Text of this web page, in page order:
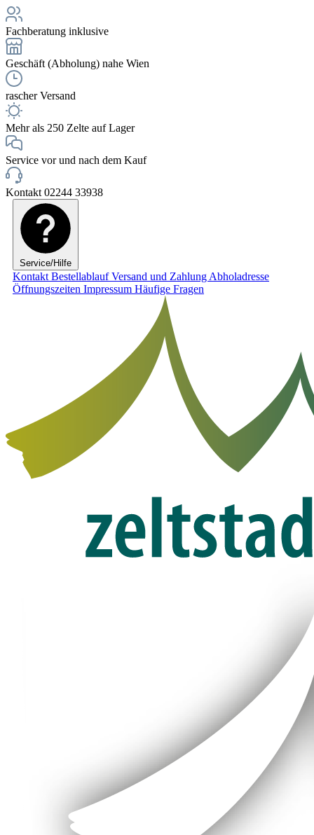
Fachberatung inklusive
Geschäft (Abholung) nahe Wien
rascher Versand
Mehr als 250 Zelte auf Lager
Service vor und nach dem Kauf
Kontakt 02244 33938
Service/Hilfe
Kontakt BestellablaufVersand und Zahlung Abholadresse
Öffnungszeiten Impressum Häufige Fragen